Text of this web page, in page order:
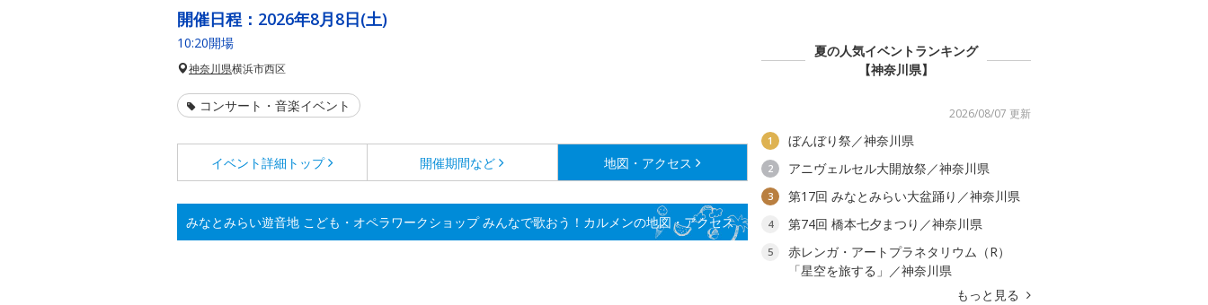
開催日程： 2026年8月8日(土)
10:20開場
神奈川県横浜市西区
コンサート・音楽イベント
イベント詳細 トップ 開催期間など 地図・アクセス
みなとみらい遊音地 こども・オペラワークショップ みんなで歌おう！カルメンの地図・アクセス
夏の人気イベントランキング
【神奈川県】
2026/08/07 更新
1 ぼんぼり祭／神奈川県
2 アニヴェルセル大開放祭／神奈川県
3 第17回 みなとみらい大盆踊り／神奈川県
4 第74回 橋本七夕まつり／神奈川県
5
赤レンガ・アートプラネタリウム（R）
「星空を旅する」／神奈川県
もっと見る